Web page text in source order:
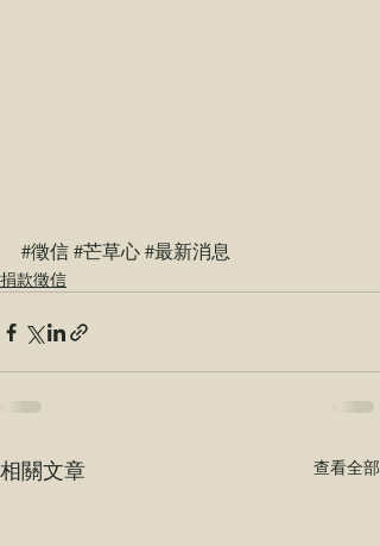
#徵信#芒草心#最新消息
捐款徵信
相關文章 查看全部